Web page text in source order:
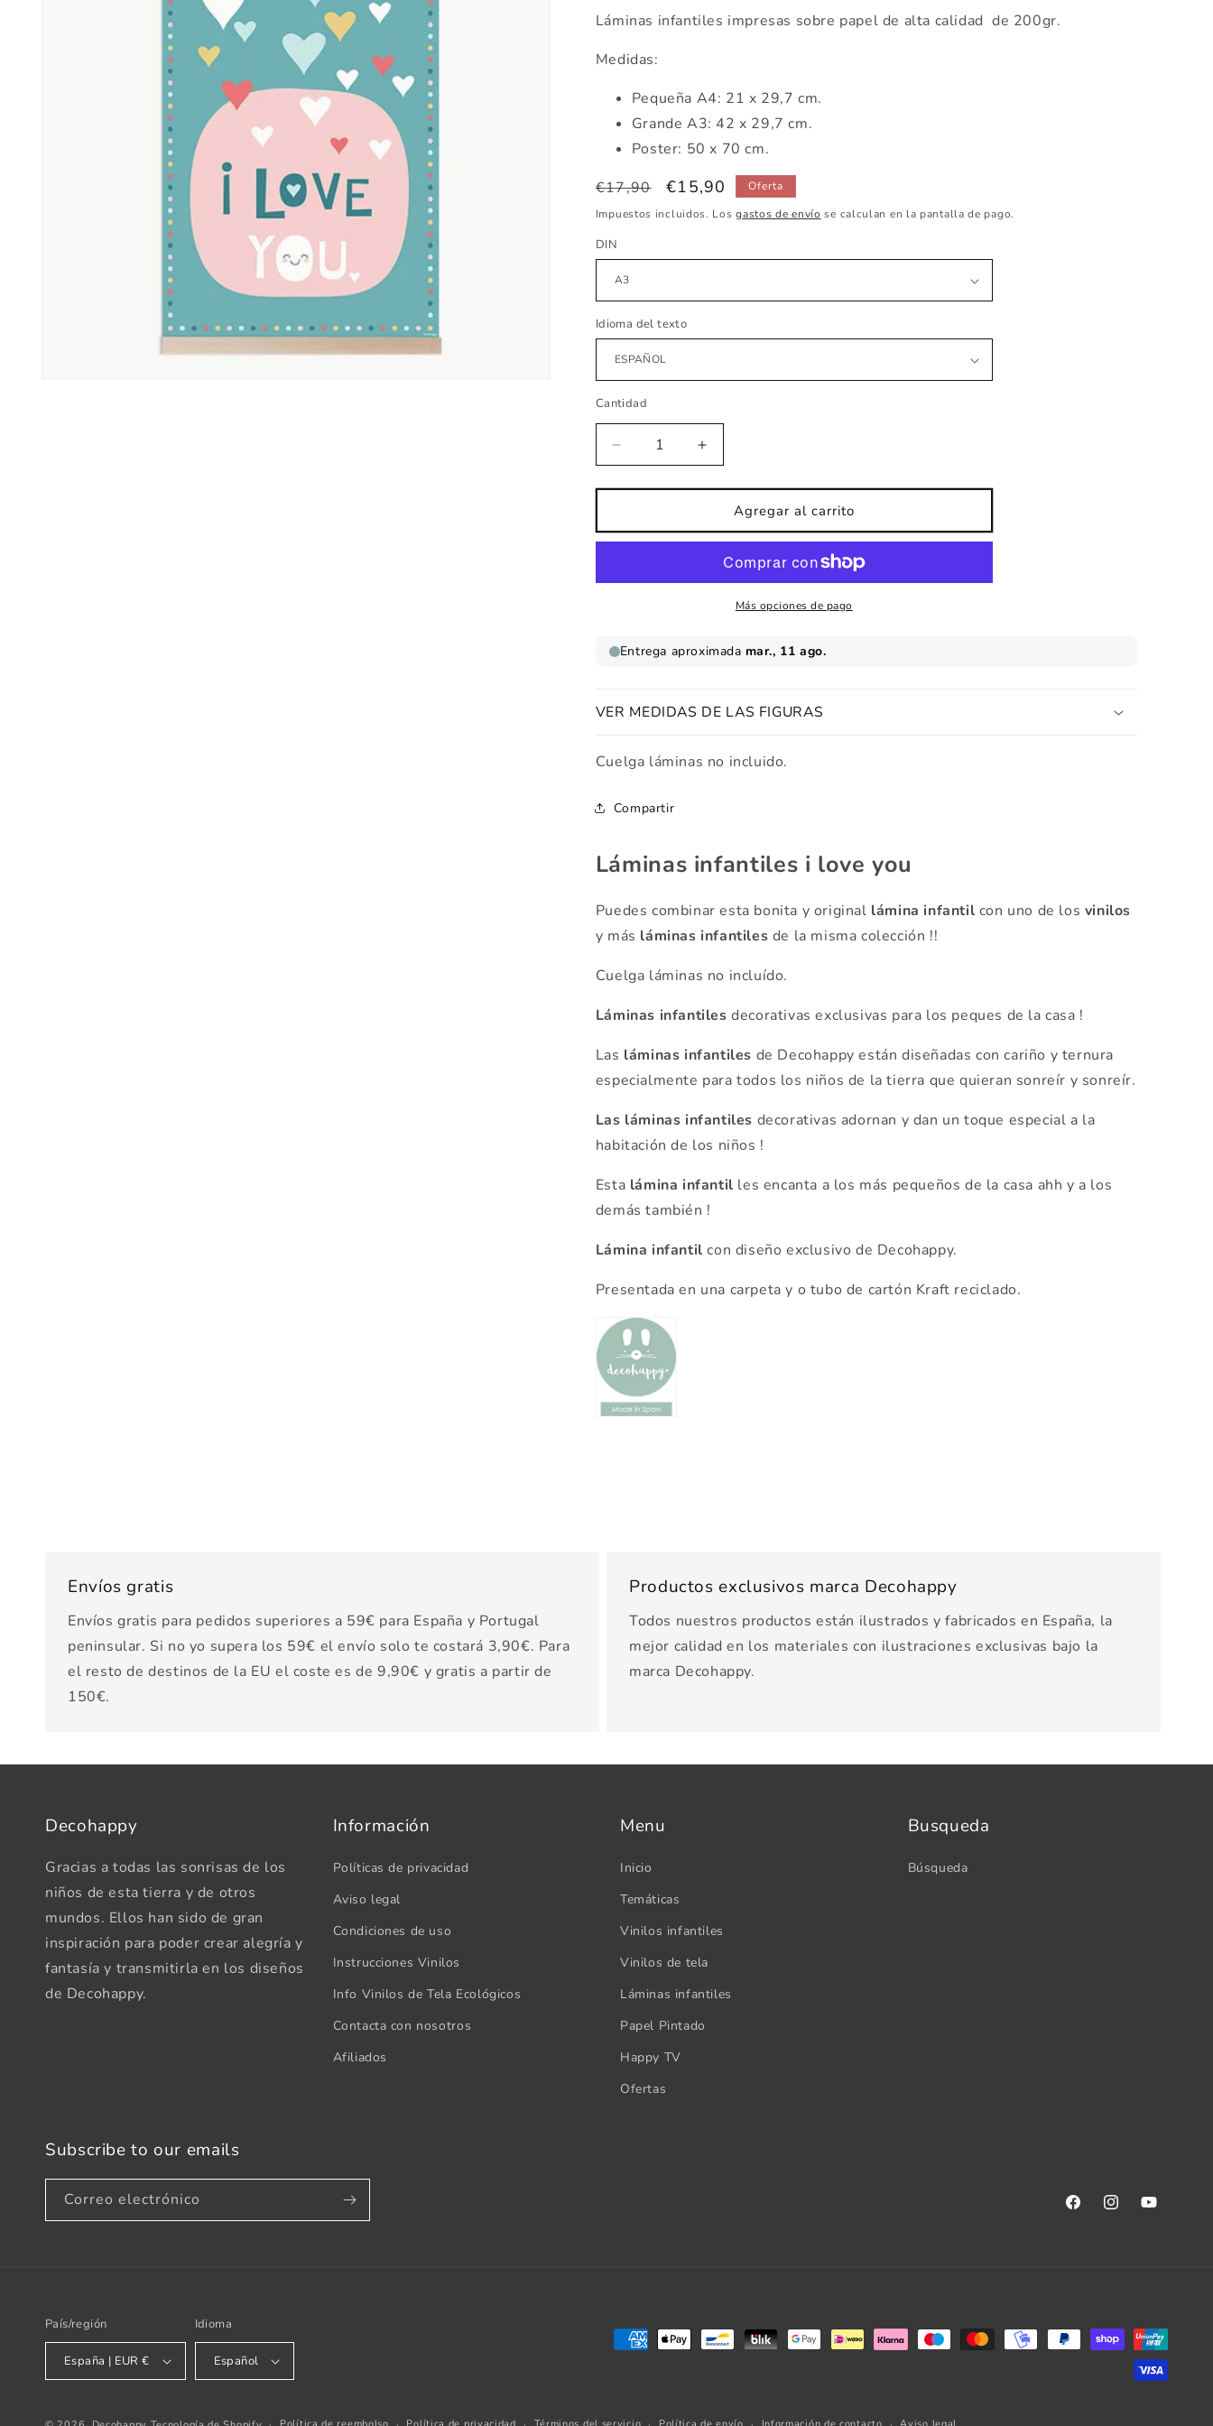
Láminas infantiles impresas sobre papel de alta calidad de 200gr.
Medidas:
Pequeña A4: 21 x 29,7 cm.
Grande A3: 42 x 29,7 cm.
Poster: 50 x 70 cm.
Precio
habitual
€17,90
Precio
de
€15,90
Oferta
Impuestos incluidos. Losgastos de envío se calculan en la pantalla de pago.
DIN
Idioma del texto
Cantidad
Reducir
cantidad
para
infantil
i
you
Aumentar
cantidad
para
Lámina
infantil
i
love
you
Agregar al carrito
Más opciones de pago
VER MEDIDAS DE LAS FIGURAS
Cuelga láminas no incluido.
Compartir
Láminas infantiles i love you
Puedes combinar esta bonita y original lámina infantil con uno de los vinilos
y más láminas infantiles de la misma colección !!
Cuelga láminas no incluído.
Láminas infantiles decorativas exclusivas para los peques de la casa !
Las láminas infantiles de Decohappy están diseñadas con cariño y ternura
especialmente para todos los niños de la tierra que quieran sonreír y sonreír.
Las láminas infantiles decorativas adornan y dan un toque especial a la
habitación de los niños !
Esta lámina infantil les encanta a los más pequeños de la casa ahh y a los
demás también !
Lámina infantil con diseño exclusivo de Decohappy.
Presentada en una carpeta y o tubo de cartón Kraft reciclado.
Envíos gratis
Envíos gratis para pedidos superiores a 59€ para España y Portugal
peninsular. Si no yo supera los 59€ el envío solo te costará 3,90€. Para
el resto de destinos de la EU el coste es de 9,90€ y gratis a partir de
150€.
Productos exclusivos marca Decohappy
Todos nuestros productos están ilustrados y fabricados en España, la
mejor calidad en los materiales con ilustraciones exclusivas bajo la
marca Decohappy.
Decohappy
Gracias a todas las sonrisas de los
niños de esta tierra y de otros
mundos. Ellos han sido de gran
inspiración para poder crear alegría y
fantasía y transmitirla en los diseños
de Decohappy.
Información
Políticas de privacidad
Aviso legal
Condiciones de uso
Instrucciones Vinilos
Info Vinilos de Tela Ecológicos
Contacta con nosotros
Afiliados
Menu
Inicio
Temáticas
Vinilos infantiles
Vinilos de tela
Láminas infantiles
Papel Pintado
Happy TV
Ofertas
Busqueda
Búsqueda
Subscribe to our emails
Correo electrónico
FacebookInstagramYouTube
País/región
España | EUR €
Idioma
Español
Formas